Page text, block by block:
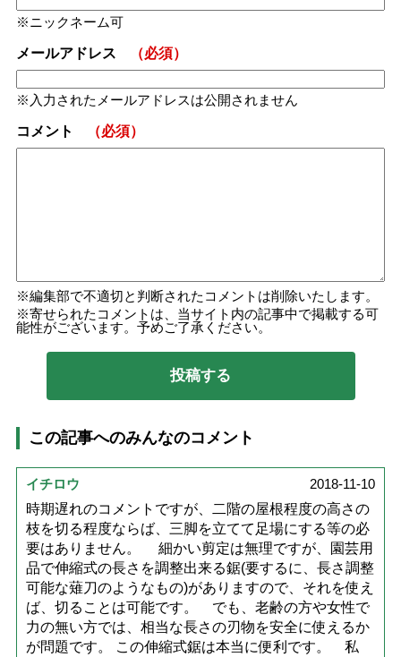
ニックネーム可
メールアドレス （必須）
入力されたメールアドレスは公開されません
コメント （必須）
編集部で不適切と判断されたコメントは削除いたします。
寄せられたコメントは、当サイト内の記事中で掲載する可
能性がございます。予めご了承ください。
この記事へのみんなのコメント
イチロウ
2018-11-10
時期遅れのコメントですが、二階の屋根程度の高さの
枝を切る程度ならば、三脚を立てて足場にする等の必
要はありません。 細かい剪定は無理ですが、園芸用
品で伸縮式の長さを調整出来る鋸(要するに、長さ調整
可能な薙刀のようなもの)がありますので、それを使え
ば、切ることは可能です。 でも、老齢の方や女性で
力の無い方では、相当な長さの刃物を安全に使えるか
が問題です。 この伸縮式鋸は本当に便利です。 私